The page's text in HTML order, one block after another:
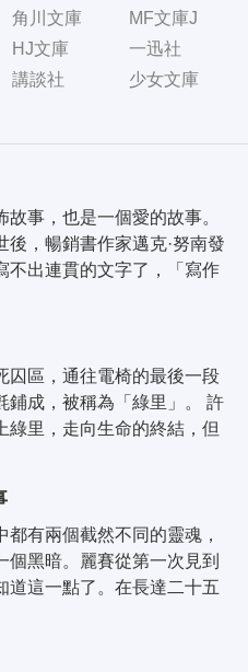
角川文庫
MF文庫J
HJ文庫
一迅社
講談社
少女文庫
故事，也是一個愛的故事。
後，暢銷書作家邁克·努南發
不出連貫的文字了，「寫作
囚區，通往電椅的最後一段
鋪成，被稱為「綠里」。 許
綠里，走向生命的終結，但
都有兩個截然不同的靈魂，
個黑暗。麗賽從第一次見到
道這一點了。在長達二十五